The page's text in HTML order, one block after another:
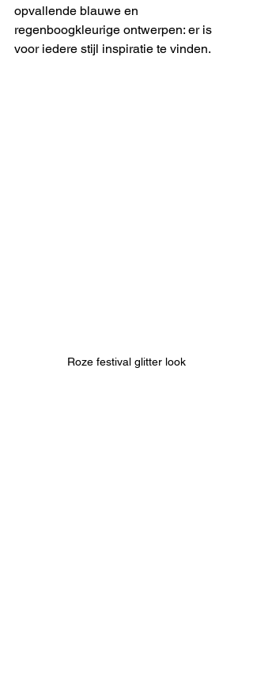
opvallende blauwe en
regenboogkleurige ontwerpen: er is
voor iedere stijl inspiratie te vinden.
Roze festival glitter look